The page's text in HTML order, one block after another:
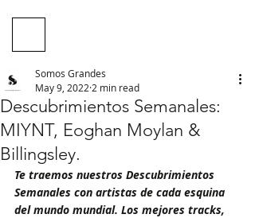
Descubrimientos Semanales:
MIYNT, Eoghan Moylan &
Billingsley.
Somos Grandes
May 9, 2022 2 min read
Te traemos nuestros Descubrimientos
Semanales con artistas de cada esquina
del mundo mundial. Los mejores tracks,